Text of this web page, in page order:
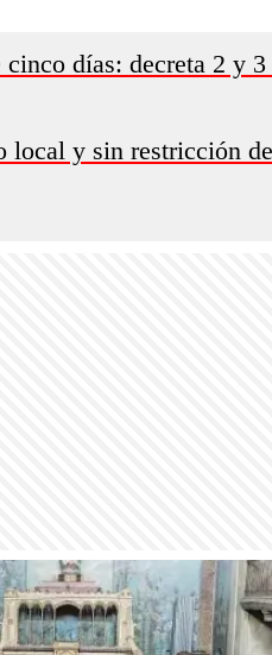
días: decreta 2 y
local y sin restricción